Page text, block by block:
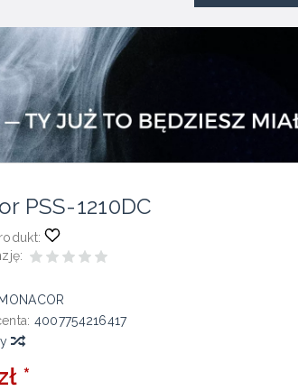
PSS-1210DC
MONACOR
4007754216417
*